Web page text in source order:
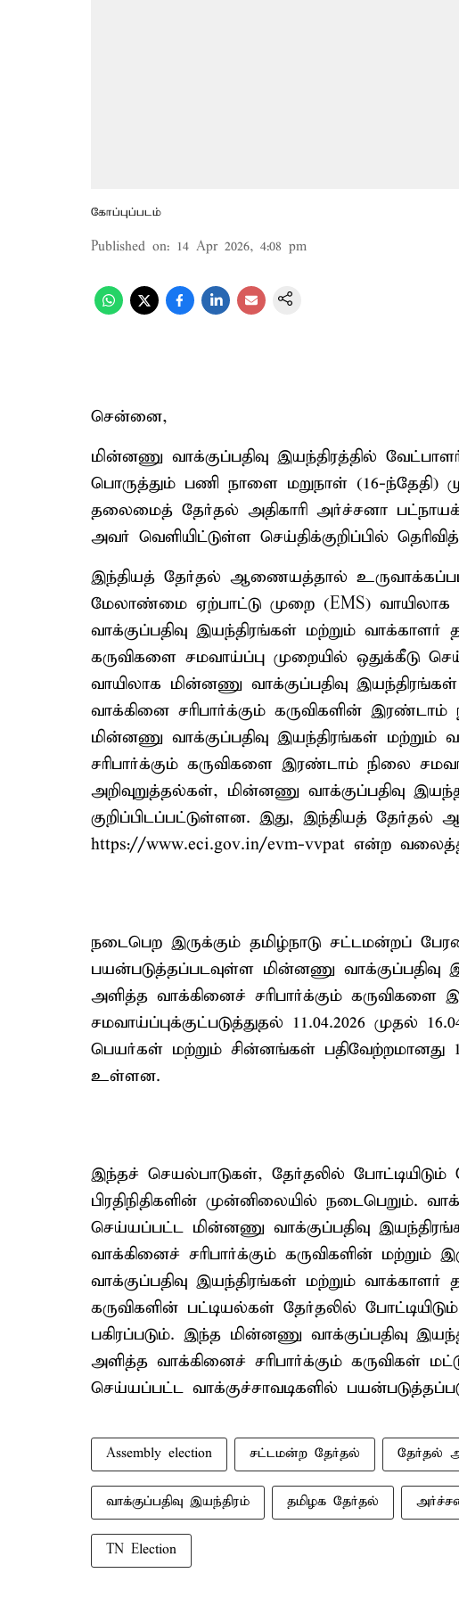
கோப்புப்படம்
Published on: 14 Apr 2026, 4:08 pm
சென்னை,
மின்னணு வாக்குப்பதிவு இயந்திரத்தில்
பொருத்தும் பணி நாளை மறுநாள் (16-ந்தேதி)
தலைமைத் தேர்தல் அதிகாரி அர்ச்சனா பட்நாயக்
அவர் வெளியிட்டுள்ள செய்திக்குறிப்பில்
இந்தியத் தேர்தல் ஆணையத்தால்
மேலாண்மை ஏற்பாட்டு முறை (EMS) வாயிலாக
வாக்குப்பதிவு இயந்திரங்கள் மற்றும் வாக்காளர்
கருவிகளை சமவாய்ப்பு முறையில் ஒதுக்கீடு
வாயிலாக மின்னணு வாக்குப்பதிவு
வாக்கினை சரிபார்க்கும் கருவிகளின் இரண்டாம்
மின்னணு வாக்குப்பதிவு இயந்திரங்கள்
சரிபார்க்கும் கருவிகளை இரண்டாம் நிலை
அறிவுறுத்தல்கள், மின்னணு வாக்குப்பதிவு
குறிப்பிடப்பட்டுள்ளன. இது, இந்தியத்
https://www.eci.gov.in/evm-vvpat என்ற
நடைபெற இருக்கும் தமிழ்நாடு சட்டமன்றப்
பயன்படுத்தப்படவுள்ள மின்னணு
அளித்த வாக்கினைச் சரிபார்க்கும் கருவிகளை
சமவாய்ப்புக்குட்படுத்துதல் 11.04.2026 முதல்
பெயர்கள் மற்றும் சின்னங்கள் பதிவேற்றமானது
உள்ளன.
இந்தச் செயல்பாடுகள், தேர்தலில்
பிரதிநிதிகளின் முன்னிலையில் நடைபெறும்.
செய்யப்பட்ட மின்னணு வாக்குப்பதிவு
வாக்கினைச் சரிபார்க்கும் கருவிகளின் மற்றும்
வாக்குப்பதிவு இயந்திரங்கள் மற்றும் வாக்காளர்
கருவிகளின் பட்டியல்கள் தேர்தலில்
பகிரப்படும். இந்த மின்னணு வாக்குப்பதிவு
அளித்த வாக்கினைச் சரிபார்க்கும் கருவிகள்
செய்யப்பட்ட வாக்குச்சாவடிகளில்
Assembly election சட்டமன்ற தேர்தல் தேர்தல்
வாக்குப்பதிவு இயந்திரம் தமிழக தேர்தல்
TN Election